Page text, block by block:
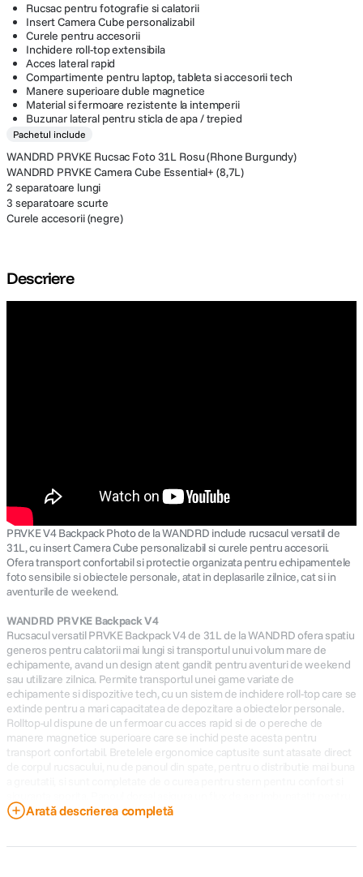
Rucsac pentru fotografie si calatorii
Insert Camera Cube personalizabil
Curele pentru accesorii
Inchidere roll-top extensibila
Acces lateral rapid
Compartimente pentru laptop, tableta si accesorii tech
Manere superioare duble magnetice
Material si fermoare rezistente la intemperii
Buzunar lateral pentru sticla de apa / trepied
Pachetul include
WANDRD PRVKE Rucsac Foto 31L Rosu (Rhone Burgundy)
WANDRD PRVKE Camera Cube Essential+ (8,7L)
2 separatoare lungi
3 separatoare scurte
Curele accesorii (negre)
Descriere
PRVKE V4 Backpack Photo de la WANDRD include rucsacul versatil de
31L, cu insert Camera Cube personalizabil si curele pentru accesorii.
Ofera transport confortabil si protectie organizata pentru echipamentele
foto sensibile si obiectele personale, atat in deplasarile zilnice, cat si in
aventurile de weekend.
WANDRD PRVKE Backpack V4
Rucsacul versatil PRVKE Backpack V4 de 31L de la WANDRD ofera spatiu
generos pentru calatorii mai lungi si transportul unui volum mare de
echipamente, avand un design atent gandit pentru aventuri de weekend
sau utilizare zilnica. Permite transportul unei game variate de
echipamente si dispozitive tech, cu un sistem de inchidere roll-top care se
extinde pentru a mari capacitatea de depozitare a obiectelor personale.
Rolltop-ul dispune de un fermoar cu acces rapid si de o pereche de
manere magnetice superioare care se inchid peste acesta pentru
transport confortabil. Bretelele ergonomice captusite sunt atasate direct
confort pe durata intregii zile, iar deschiderea laterala permite acces rapid
Arată descrierea completă